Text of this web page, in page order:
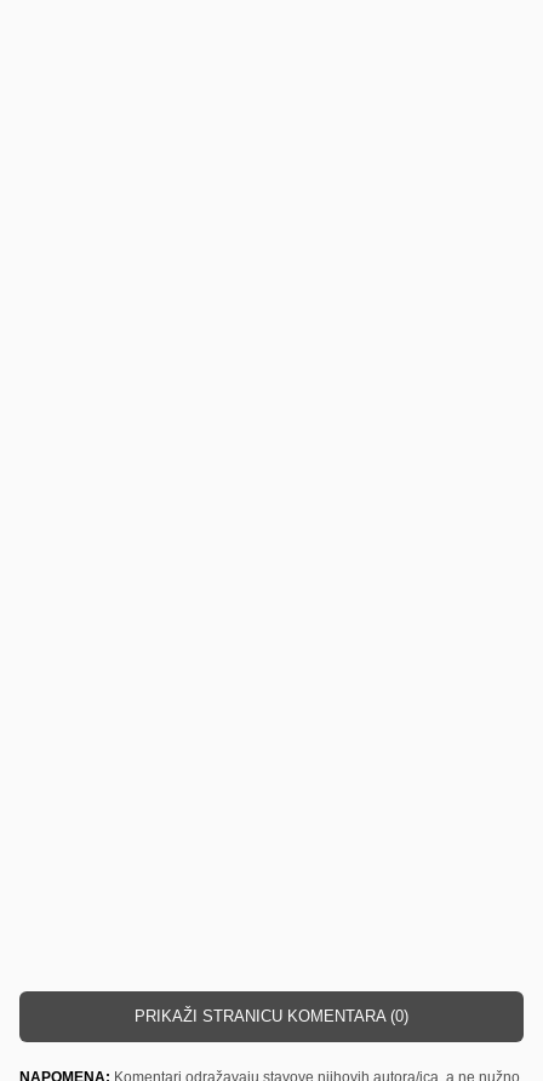
PRIKAŽI STRANICU KOMENTARA (0)
NAPOMENA: Komentari odražavaju stavove njihovih autora/ica, a ne nužno